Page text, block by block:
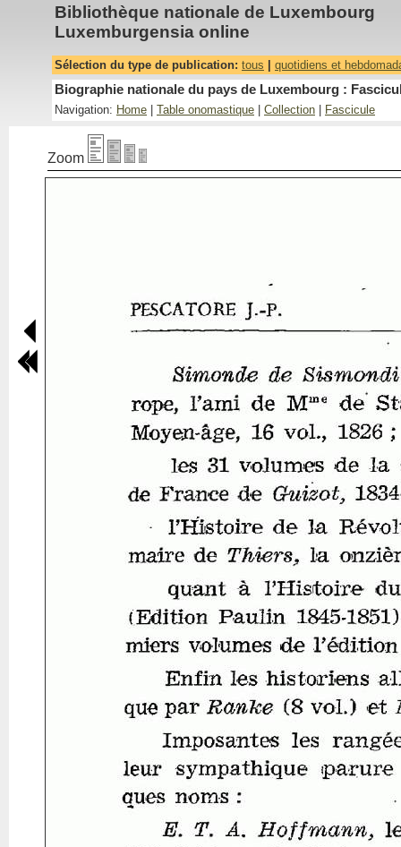
Bibliothèque nationale de Luxembourg
Luxemburgensia online
Sélection du type de publication: tous quotidiens et
Biographie nationale du pays de Luxembourg :
Navigation: Home Table onomastique Collection Fascicule
Zoom